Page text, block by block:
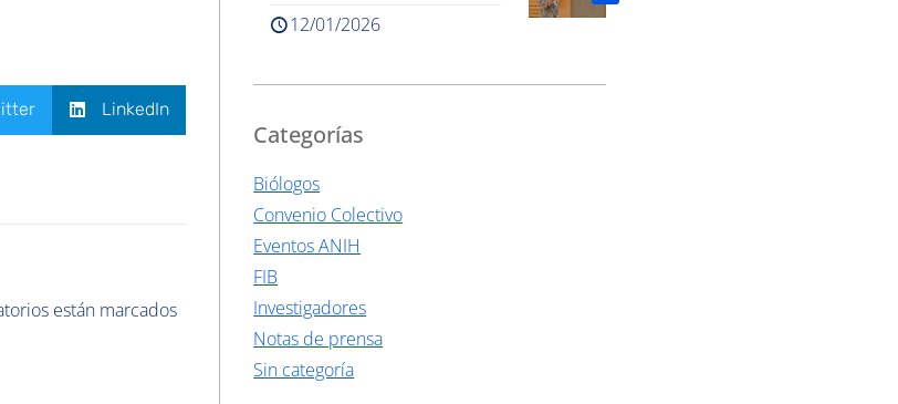
LinkedIn
están marcados
12/01/2026
Categorías
Biólogos
Convenio Colectivo
Eventos ANIH
FIB
Investigadores
Notas de prensa
Sin categoría